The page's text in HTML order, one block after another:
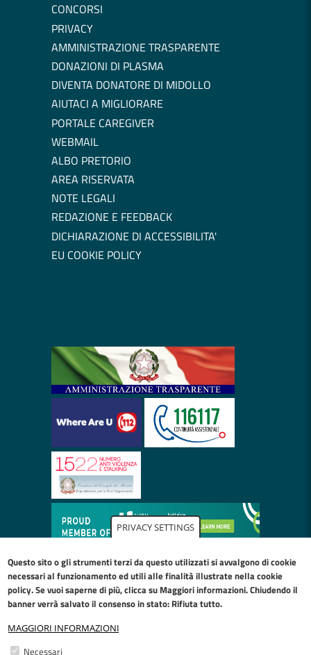
PRIVACY SETTINGS
Questo sito o gli strumenti terzi da questo utilizzati si avvalgono di cookie
necessari al funzionamento ed utili alle finalità illustrate nellacookie
policy. Se vuoi saperne di più, clicca su Maggiori informazioni. Chiudendo il
banner verrà salvato il consenso in stato: Rifiuta tutto.
MAGGIORI INFORMAZIONI
Necessari
CONCORSI
PRIVACY
AMMINISTRAZIONE TRASPARENTE
DONAZIONI DI PLASMA
DIVENTA DONATORE DI MIDOLLO
AIUTACI A MIGLIORARE
PORTALE CAREGIVER
WEBMAIL
ALBO PRETORIO
AREA RISERVATA
NOTE LEGALI
REDAZIONE E FEEDBACK
DICHIARAZIONE DI ACCESSIBILITA'
EU COOKIE POLICY
Restiamo in contatto